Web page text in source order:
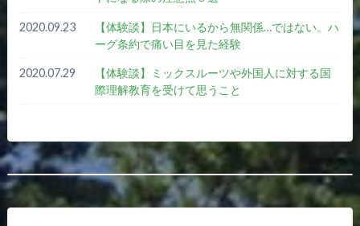
2020.09.23
【体験談】日本にいるから無関係…ではない。ハ
ーグ条約で痛い目を見た経験
2020.07.29
【体験談】ミックスルーツや外国人に対する国
際理解教育を受けて思うこと